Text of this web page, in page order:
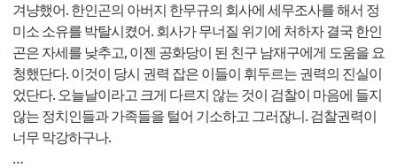
겨냥했어. 한인곤의 아버지 한무규의 회사에 세무조사를 해서 정
미소 소유를 박탈시켰어. 회사가 무너질 위기에 처하자 결국 한인
곤은 자세를 낮추고, 이젠 공화당이 된 친구 남재구에게 도움을 요
청했단다. 이것이 당시 권력 잡은 이들이 휘두르는 권력의 진실이
었단다. 오늘날이라고 크게 다르지 않는 것이 검찰이 마음에 들지
않는 정치인들과 가족들을 털어 기소하고 그러잖니. 검찰권력이
너무 막강하구나.
…